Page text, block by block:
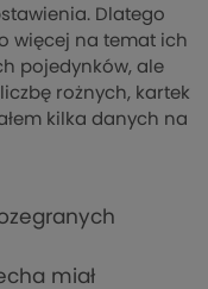
Dlatego
więcej na temat ich
pojedynków, ale
rożnych, kartek
kilka danych na
miał